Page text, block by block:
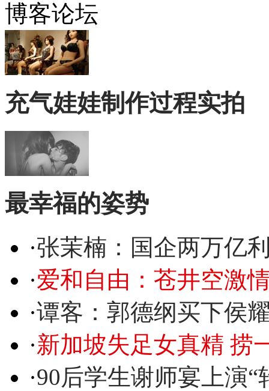
博客论坛
充气娃娃制作过程实拍
最幸福的姿势
·张茉楠：国企两万亿
·爱和自由：苍井空激
·谭客：郭德纲买下侯
·新加坡失足女真精 捞
·90后学生谢师宴上演“